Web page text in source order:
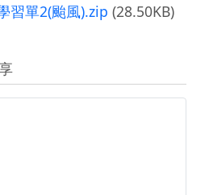
習單2(颱風).zip (28.50KB)